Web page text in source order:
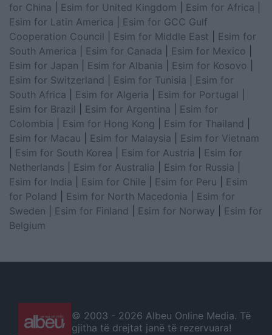
for China
Esim for United Kingdom Esim for Africa
Esim for Latin America
Esim for GCC Gulf
Cooperation Council
Esim for Middle East
Esim for
South America
Esim for Canada Esim for Mexico
Esim for Japan
Esim for Albania Esim for Kosovo
Esim for Switzerland
Esim for Tunisia
Esim for
South Africa
Esim for Algeria Esim for Portugal
Esim for Brazil
Esim for Argentina
Esim for
Colombia
Esim for Hong Kong Esim for Thailand
Esim for Macau
Esim for Malaysia
Esim for Vietnam
Esim for South Korea Esim for Austria
Esim for
Netherlands
Esim for Australia Esim for Russia
Esim for India
Esim for Chile Esim for Peru
Esim
for Poland
Esim for North Macedonia
Esim for
Sweden
Esim for Finland Esim for Norway
Esim for
Belgium
© 2003 - 2026 Albeu Online Media. Të
gjitha të drejtat janë të rezervuara!